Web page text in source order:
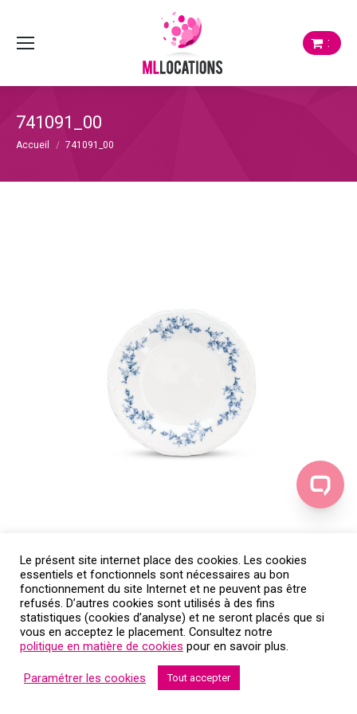
:
741091_00
Vous êtes ici :
Accueil 741091_00
Le présent site internet place des cookies. Les cookies
essentiels et fonctionnels sont nécessaires au bon
fonctionnement du site Internet et ne peuvent pas être
refusés. D’autres cookies sont utilisés à des fins
statistiques (cookies d’analyse) et ne seront placés que si
vous en acceptez le placement. Consultez notre
politique en matière de cookies pour en savoir plus.
Paramétrer les cookies Tout accepter